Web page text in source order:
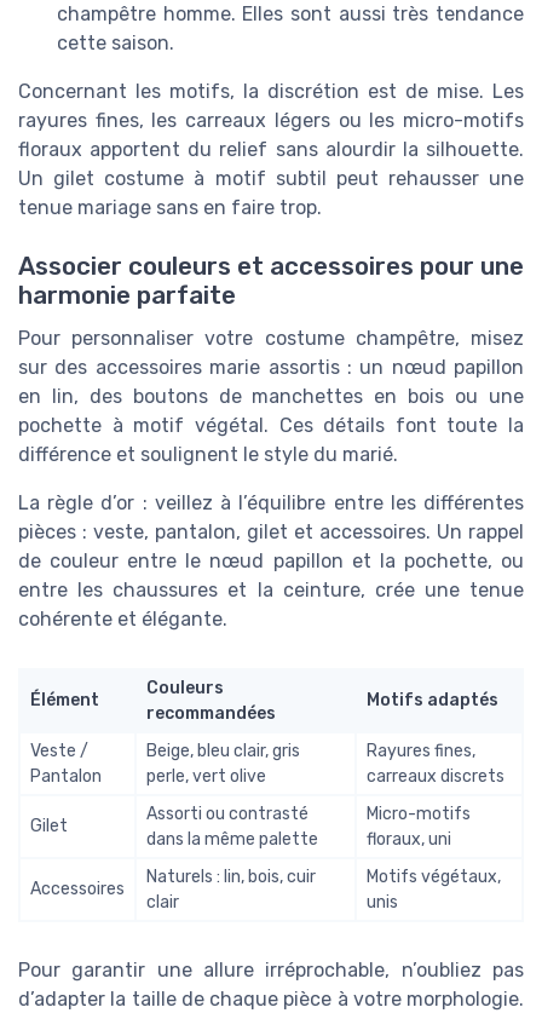
champêtre homme. Elles sont aussi très tendance
cette saison.
Concernant les motifs, la discrétion est de mise. Les
rayures fines, les carreaux légers ou les micro-motifs
floraux apportent du relief sans alourdir la silhouette.
Un gilet costume à motif subtil peut rehausser une
tenue mariage sans en faire trop.
Associer couleurs et accessoires pour une
harmonie parfaite
Pour personnaliser votre costume champêtre, misez
sur des accessoires marie assortis : un nœud papillon
en lin, des boutons de manchettes en bois ou une
pochette à motif végétal. Ces détails font toute la
différence et soulignent le style du marié.
La règle d’or : veillez à l’équilibre entre les différentes
pièces : veste, pantalon, gilet et accessoires. Un rappel
de couleur entre le nœud papillon et la pochette, ou
entre les chaussures et la ceinture, crée une tenue
cohérente et élégante.
Élément
Couleurs
recommandées
Motifs adaptés
Veste /
Pantalon
Beige, bleu clair, gris
perle, vert olive
Rayures fines,
carreaux discrets
Gilet
Assorti ou contrasté
dans la même palette
Micro-motifs
floraux, uni
Accessoires
Naturels : lin, bois, cuir
clair
Motifs végétaux,
unis
Pour garantir une allure irréprochable, n’oubliez pas
d’adapter la taille de chaque pièce à votre morphologie.